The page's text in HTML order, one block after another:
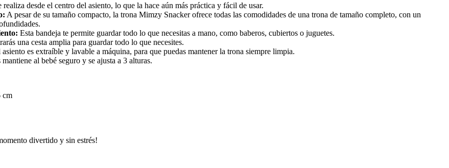
realiza desde el centro del asiento, lo que la hace aún más práctica y fácil de usar.
A pesar de su tamaño compacto, la trona Mimzy Snacker ofrece todas las comodidades de una trona de tamaño completo, con un
Esta bandeja te permite guardar todo lo que necesitas a mano, como baberos, cubiertos o juguetes.
una cesta amplia para guardar todo lo que necesites.
es extraíble y lavable a máquina, para que puedas mantener la trona siempre limpia.
al bebé seguro y se ajusta a 3 alturas.
cm
divertido y sin estrés!